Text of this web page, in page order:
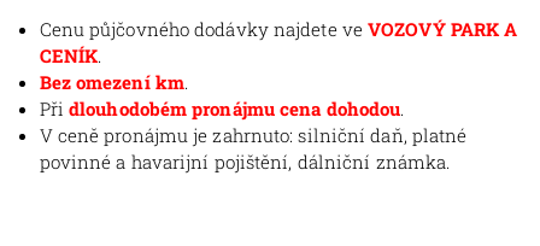
Cenu půjčovného dodávky najdete veVOZOVÝ PARK A
CENÍK.
Bez omezení km.
Při dlouhodobém pronájmu cena dohodou.
V ceně pronájmu je zahrnuto: silniční daň, platné
povinné a havarijní pojištění, dálniční známka.